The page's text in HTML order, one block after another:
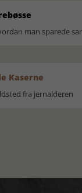
man sparede
Kaserne
fra jernalderen